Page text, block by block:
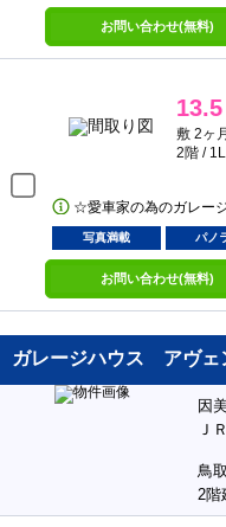
お問い合わせ(無料)
13.5
敷 2ヶ
2階 /
☆愛車家の為のガレー
写真満載 パノ
お問い合わせ(無料)
ガレージハウス アヴ
因
Ｊ
鳥
2階